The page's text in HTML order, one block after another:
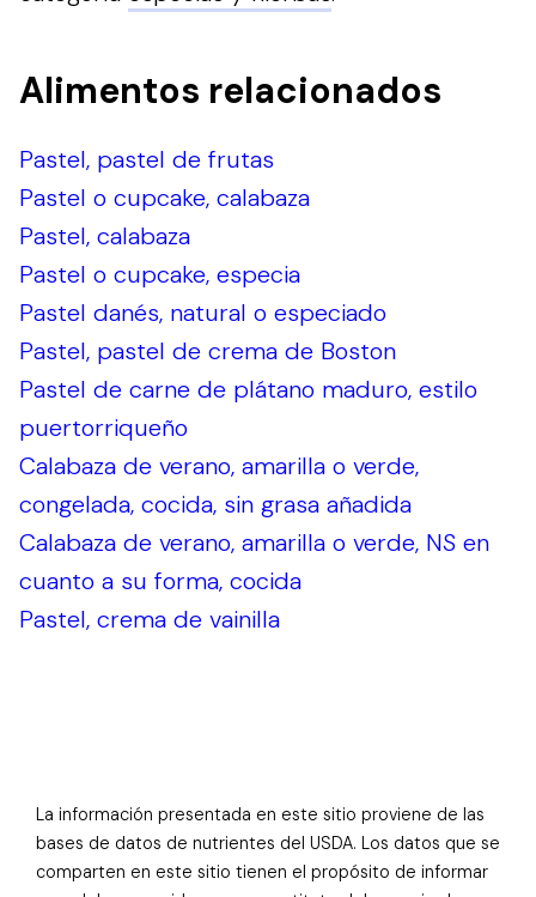
Alimentos relacionados
Pastel, pastel de frutas
Pastel o cupcake, calabaza
Pastel, calabaza
Pastel o cupcake, especia
Pastel danés, natural o especiado
Pastel, pastel de crema de Boston
Pastel de carne de plátano maduro, estilo
puertorriqueño
Calabaza de verano, amarilla o verde,
congelada, cocida, sin grasa añadida
Calabaza de verano, amarilla o verde, NS en
cuanto a su forma, cocida
Pastel, crema de vainilla
La información presentada en este sitio proviene de las
bases de datos de nutrientes del USDA. Los datos que se
comparten en este sitio tienen el propósito de informar